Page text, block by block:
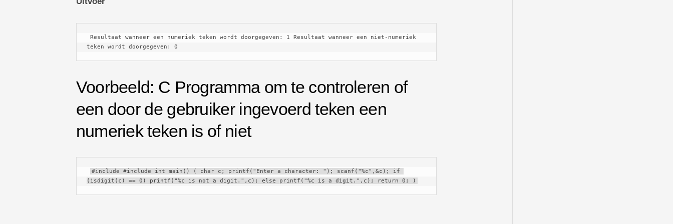
teken wordt doorgegeven: 0
Voorbeeld: C Programma om te controleren of
een door de gebruiker ingevoerd teken een
numeriek teken is of niet
#include #include int main() ( char c; printf("Enter a character: "); scanf("%c",&c); if
(isdigit(c) == 0) printf("%c is not a digit.",c); else printf("%c is a digit.",c); return 0; )